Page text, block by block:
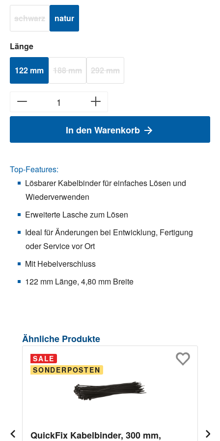
schwarz(Diese Option ist zurzeit nicht verfügbar.)
natur
Längeauswählen
122 mm 188 mm(Diese Option ist zurzeit nicht verfügbar.)
292 mm(Diese Option ist zurzeit nicht verfügbar.)
In den Warenkorb
Top-Features:
Lösbarer Kabelbinder für einfaches Lösen und
Wiederverwenden
Erweiterte Lasche zum Lösen
Ideal für Änderungen bei Entwicklung, Fertigung
oder Service vor Ort
Mit Hebelverschluss
122 mm Länge, 4,80 mm Breite
Produktgalerie überspringen
Ähnliche Produkte
SALE
SONDERPOSTEN
QuickFix Kabelbinder, 300 mm,